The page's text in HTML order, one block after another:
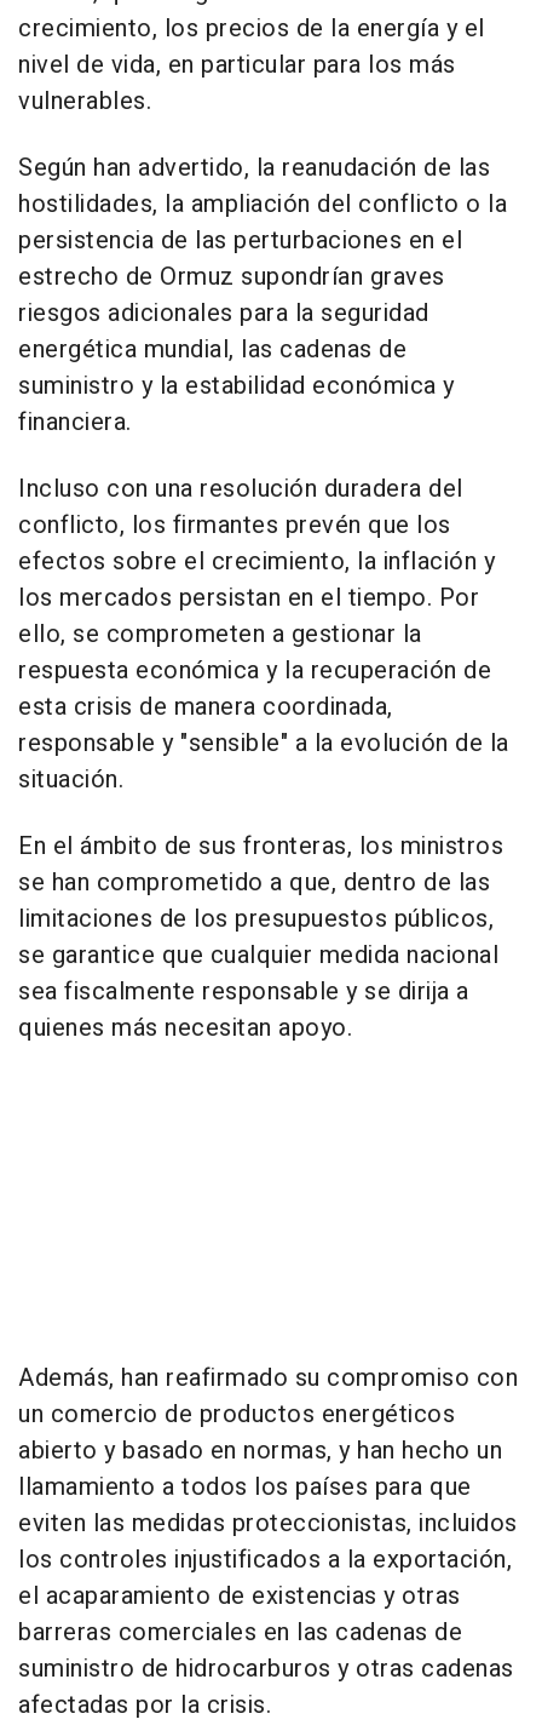
crecimiento, los precios de la energía y el
nivel de vida, en particular para los más
vulnerables.
Según han advertido, la reanudación de las
hostilidades, la ampliación del conflicto o la
persistencia de las perturbaciones en el
estrecho de Ormuz supondrían graves
riesgos adicionales para la seguridad
energética mundial, las cadenas de
suministro y la estabilidad económica y
financiera.
Incluso con una resolución duradera del
conflicto, los firmantes prevén que los
efectos sobre el crecimiento, la inflación y
los mercados persistan en el tiempo. Por
ello, se comprometen a gestionar la
respuesta económica y la recuperación de
esta crisis de manera coordinada,
responsable y "sensible" a la evolución de la
situación.
En el ámbito de sus fronteras, los ministros
se han comprometido a que, dentro de las
limitaciones de los presupuestos públicos,
se garantice que cualquier medida nacional
sea fiscalmente responsable y se dirija a
quienes más necesitan apoyo.
Además, han reafirmado su compromiso con
un comercio de productos energéticos
abierto y basado en normas, y han hecho un
llamamiento a todos los países para que
eviten las medidas proteccionistas, incluidos
los controles injustificados a la exportación,
el acaparamiento de existencias y otras
barreras comerciales en las cadenas de
suministro de hidrocarburos y otras cadenas
afectadas por la crisis.